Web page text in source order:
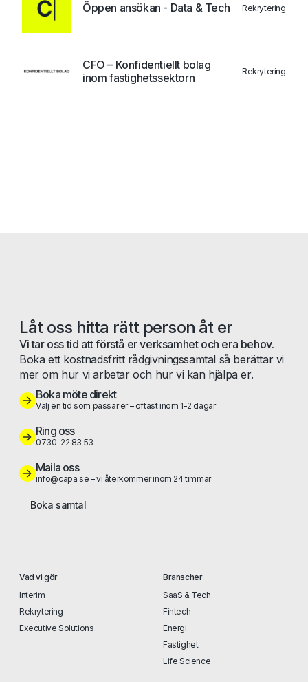
Öppen ansökan - Data & Tech Rekrytering
CFO – Konfidentiellt bolag
inom fastighetssektorn
Rekrytering
Låt oss hitta rätt person åt er
Vi tar oss tid att förstå er verksamhet och era behov.
Boka ett kostnadsfritt rådgivningssamtal så berättar vi
mer om hur vi arbetar och hur vi kan hjälpa er.
Boka möte direkt
Välj en tid som passar er – oftast inom 1-2 dagar
Ring oss
0730-22 83 53
Maila oss
info@capa.se – vi återkommer inom 24 timmar
Boka samtal
Vad vi gör
Interim
Rekrytering
Executive Solutions
Branscher
SaaS & Tech
Fintech
Energi
Fastighet
Life Science